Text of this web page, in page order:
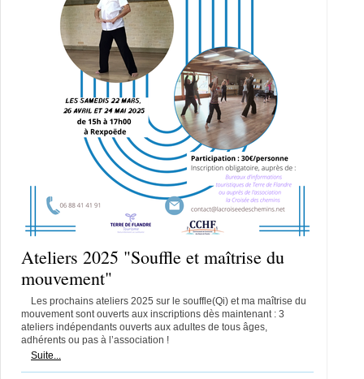
Ateliers 2025 "Souffle et maîtrise du
mouvement"
Les prochains ateliers 2025 sur le souffle(Qi) et ma maîtrise du
mouvement sont ouverts aux inscriptions dès maintenant : 3
ateliers indépendants ouverts aux adultes de tous âges,
adhérents ou pas à l’association !
Suite...